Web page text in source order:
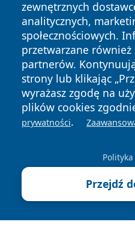
zewnętrznych
analitycznych,
społecznościowych.
przetwarzane również
partnerów.
strony lub klikając
wyrażasz zgodę na
plików cookies
prywatności.
Przejdź
Copyright © 2026
zastrzeżone.
News Autorzy
Polityka